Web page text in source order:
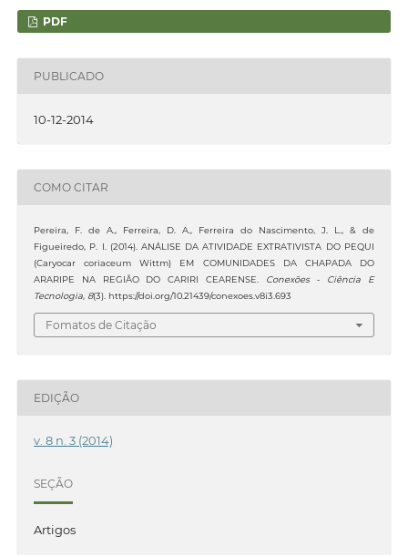
PDF
PUBLICADO
10-12-2014
COMO CITAR
Pereira, F. de A., Ferreira, D. A., Ferreira do Nascimento, J. L., & de
Figueiredo, P. I. (2014). ANÁLISE DA ATIVIDADE EXTRATIVISTA DO PEQUI
(Caryocar coriaceum Wittm) EM COMUNIDADES DA CHAPADA DO
ARARIPE NA REGIÃO DO CARIRI CEARENSE.
Conexões - Ciência E
Tecnologia, 8(3). https://doi.org/10.21439/conexoes.v8i3.693
Fomatos de Citação
EDIÇÃO
v. 8 n. 3 (2014)
SEÇÃO
Artigos